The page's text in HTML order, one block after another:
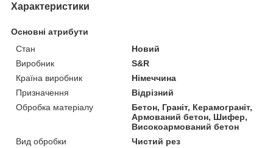
Характеристики
Основні атрибути
Стан
Новий
Виробник
S&R
Країна виробник
Німеччина
Призначення
Відрізний
Обробка матеріалу
Бетон, Граніт, Керамограніт,
Армований бетон, Шифер,
Високоармований бетон
Вид обробки
Чистий рез